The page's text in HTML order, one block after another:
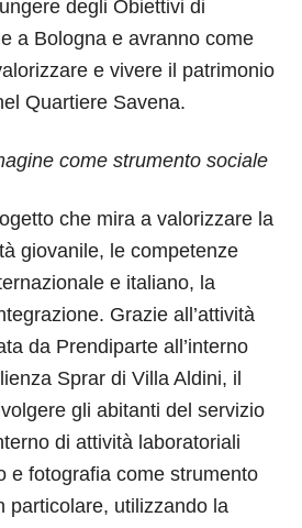
degli Obiettivi di
a Bologna e avranno come
e vivere il patrimonio
Quartiere Savena.
come strumento sociale
che mira a valorizzare la
giovanile, le competenze
e italiano, la
Grazie all’attività
da Prendiparte all’interno
Sprar di Villa Aldini, il
gli abitanti del servizio
di attività laboratoriali
e fotografia come strumento
particolare, utilizzando la